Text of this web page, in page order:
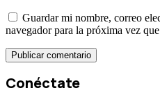
Guardar mi nombre, correo
navegador para la próxima vez
Conéctate